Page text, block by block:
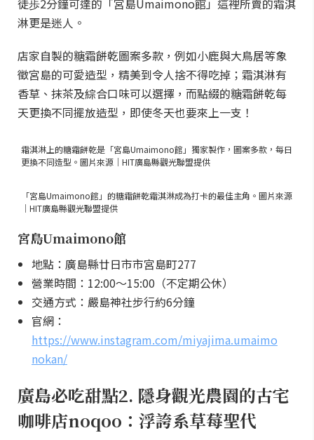
徒歩2分鐘可達的「宮島Umaimono館」這裡所賣的霜淇
淋更是迷人。
店家自製的糖霜餅乾圖案多款，例如小鹿與大鳥居等象
徵宮島的可愛造型，精美到令人捨不得吃掉；霜淇淋有
香草、抹茶及綜合口味可以選擇，而點綴的糖霜餅乾每
天更換不同擺放造型，即使冬天也要來上一支！
霜淇淋上的糖霜餅乾是「宮島Umaimono館」獨家製作，圖案多款，每日
更換不同造型。圖片來源｜HIT廣島縣觀光聯盟提供
「宮島Umaimono館」的糖霜餅乾霜淇淋成為打卡的最佳主角。圖片來源
｜HIT廣島縣觀光聯盟提供
宮島Umaimono館
地點：廣島縣廿日市市宮島町277
營業時間：12:00～15:00（不定期公休）
交通方式：嚴島神社步行約6分鐘
官網：
https://www.instagram.com/miyajima.umaimo
nokan/
廣島必吃甜點2. 隱身觀光農園的古宅
咖啡店noqoo：浮誇系草莓聖代